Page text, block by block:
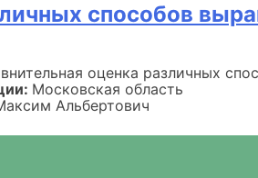
способов
оценка различных
Московская область
Альбертович